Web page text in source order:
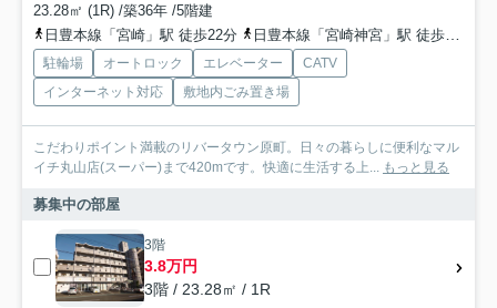
23.28㎡ (1R) /築36年 /5階建
日豊本線「宮崎」駅 徒歩22分
日豊本線「宮崎神宮」駅 徒歩26分
駐輪場 オートロック エレベーター
CATV
インターネット対応
敷地内ごみ置き場
こだわりポイント満載のリバータウン原町。日々の暮らしに便利なマル
イチ丸山店(スーパー)まで420mです。快適に生活する上...
もっと見る
募集中の部屋
3階
3.8万円
3階 / 23.28㎡ / 1R